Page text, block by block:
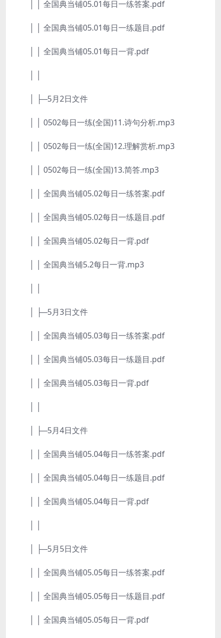
│ │ 全国典当铺05.01每日一练答案.pdf
│ │ 全国典当铺05.01每日一练题目.pdf
│ │ 全国典当铺05.01每日一背.pdf
│ ├─5月2日文件
│ │ 0502每日一练(全国)11.诗句分析.mp3
│ │ 0502每日一练(全国)12.理解赏析.mp3
│ │ 0502每日一练(全国)13.简答.mp3
│ │ 全国典当铺05.02每日一练答案.pdf
│ │ 全国典当铺05.02每日一练题目.pdf
│ │ 全国典当铺05.02每日一背.pdf
│ │ 全国典当铺5.2每日一背.mp3
│ ├─5月3日文件
│ │ 全国典当铺05.03每日一练答案.pdf
│ │ 全国典当铺05.03每日一练题目.pdf
│ │ 全国典当铺05.03每日一背.pdf
│ ├─5月4日文件
│ │ 全国典当铺05.04每日一练答案.pdf
│ │ 全国典当铺05.04每日一练题目.pdf
│ │ 全国典当铺05.04每日一背.pdf
│ ├─5月5日文件
│ │ 全国典当铺05.05每日一练答案.pdf
│ │ 全国典当铺05.05每日一练题目.pdf
│ │ 全国典当铺05.05每日一背.pdf